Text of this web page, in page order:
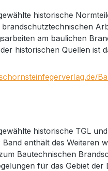
historische
am baulichen
historischen Quellen ist
historische TGL
Band enthält des Weiteren
Bautechnischen
für das Gebiet der